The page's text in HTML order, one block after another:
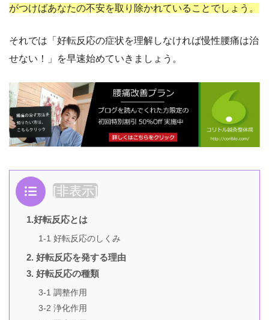
がつけばあなたの不安を取り除かれていることでしょう。
それでは「好転反応の症状を理解しなければ慢性腰痛は治
せない！」を早速始めていきましょう。
目次 [非表示]
1.好転反応とは
1-1 好転反応のしくみ
2. 好転反応を発する理由
3. 好転反応の種類
3-1 調整作用
3-2 浄化作用